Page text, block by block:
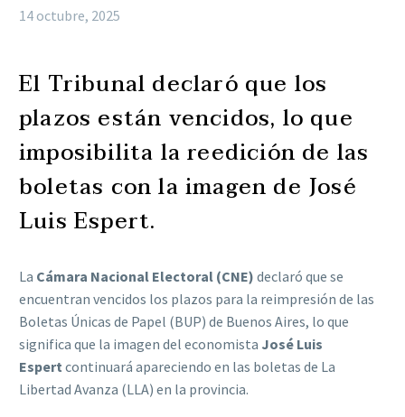
14 octubre, 2025
El Tribunal declaró que los
plazos están vencidos, lo que
imposibilita la reedición de las
boletas con la imagen de José
Luis Espert.
La Cámara Nacional Electoral (CNE) declaró que se
encuentran vencidos los plazos para la reimpresión de las
Boletas Únicas de Papel (BUP) de Buenos Aires, lo que
significa que la imagen del economista José Luis
Espert continuará apareciendo en las boletas de La
Libertad Avanza (LLA) en la provincia.